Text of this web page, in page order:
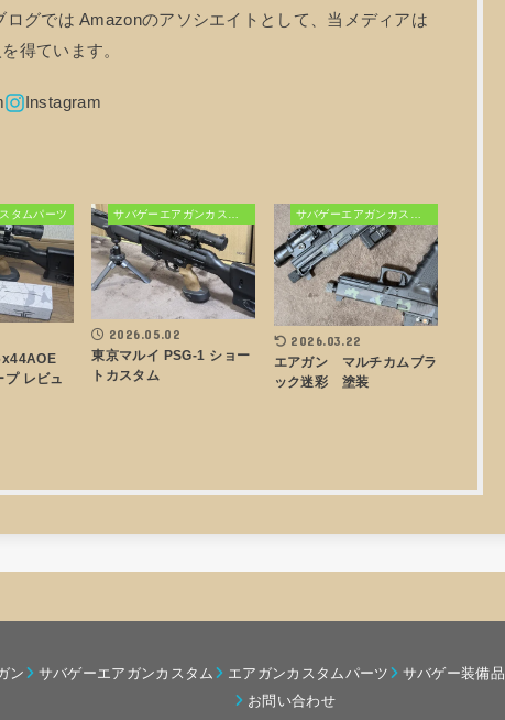
ログでは Amazonのアソシエイトとして、当メディアは
得ています。
タムパーツ
プ レビュ
2026.05.02
東京マルイ PSG-1 ショー
トカスタム
2026.03.22
エアガン マルチカムブラ
ック迷彩 塗装
ン サバゲーエアガンカスタム エアガンカスタムパーツ サバゲー装備品
お問い合わせ